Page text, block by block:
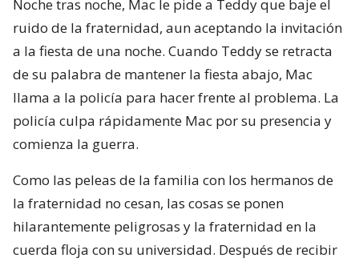
Noche tras noche, Mac le pide a Teddy que baje el
ruido de la fraternidad, aun aceptando la invitación
a la fiesta de una noche. Cuando Teddy se retracta
de su palabra de mantener la fiesta abajo, Mac
llama a la policía para hacer frente al problema. La
policía culpa rápidamente Mac por su presencia y
comienza la guerra.
Como las peleas de la familia con los hermanos de
la fraternidad no cesan, las cosas se ponen
hilarantemente peligrosas y la fraternidad en la
cuerda floja con su universidad. Después de recibir